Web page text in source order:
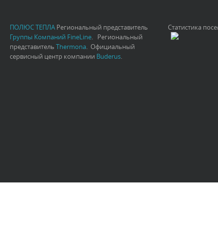
ПОЛЮС ТЕПЛА Региональный представитель
Группы Компаний FineLine. Региональный
представитель Thermona. Официальный
сервисный центр компании Buderus.
Статистика